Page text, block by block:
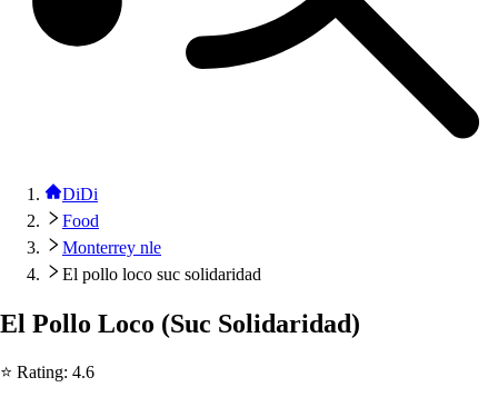
DiDi
Food
Monterrey nle
El pollo loco suc solidaridad
El Pollo Loco (Suc Solidaridad)
⭐ Rating: 4.6